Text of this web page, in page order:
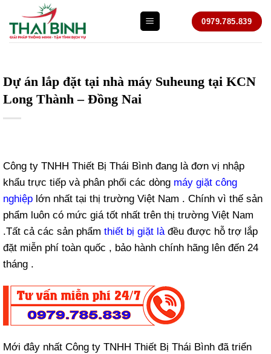
qua
nội
0979.785.839
Dự án lắp đặt tại nhà máy Suheung tại KCN
Long Thành – Đồng Nai
Công ty TNHH Thiết Bị Thái Bình đang là đơn vị nhập
khẩu trực tiếp và phân phối các dòng máy giặt công
nghiệp lớn nhất tại thị trường Việt Nam . Chính vì thế sản
phẩm luôn có mức giá tốt nhất trên thị trường Việt Nam
.Tất cả các sản phẩm thiết bị giặt làđều được hỗ trợ lắp
đặt miễn phí toàn quốc , bảo hành chính hãng lên đến 24
tháng .
Mới đây nhất Công ty TNHH Thiết Bị Thái Bình đã triển